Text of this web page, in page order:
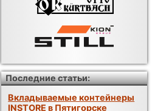
Последние статьи:
Вкладываемые контейнеры
INSTORE в Пятигорске